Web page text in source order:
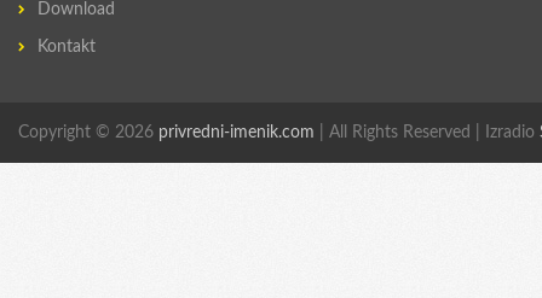
Download
Kontakt
Copyright © 2026 privredni-imenik.com | All Rights Reserved | Izradio